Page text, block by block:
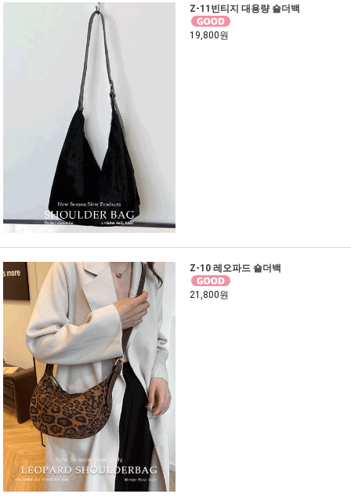
Z-11빈티지 대용량 숄더백
19,800원
Z-10 레오파드 숄더백
21,800원